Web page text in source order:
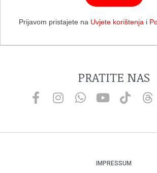
Prijavom pristajete na Uvjete korištenja i
PRATITE NAS
IMPRESSUM